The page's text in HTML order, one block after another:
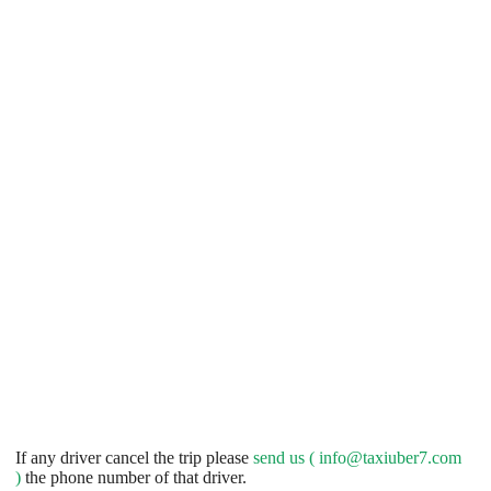
If any driver cancel the trip please send us ( info@taxiuber7.com
) the phone number of that driver.